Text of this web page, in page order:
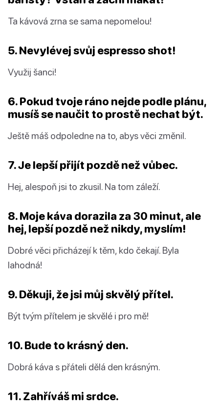
Ta kávová zrna se sama nepomelou!
5. Nevylévej svůj espresso shot!
Využij šanci!
6. Pokud tvoje ráno nejde podle plánu,
musíš se naučit to prostě nechat být.
Ještě máš odpoledne na to, abys věci změnil.
7. Je lepší přijít pozdě než vůbec.
Hej, alespoň jsi to zkusil. Na tom záleží.
8. Moje káva dorazila za 30 minut, ale
hej, lepší pozdě než nikdy, myslím!
Dobré věci přicházejí k těm, kdo čekají. Byla
lahodná!
9. Děkuji, že jsi můj skvělý přítel.
Být tvým přítelem je skvělé i pro mě!
10. Bude to krásný den.
Dobrá káva s přáteli dělá den krásným.
11. Zahříváš mi srdce.